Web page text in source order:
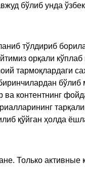
бўлиб унда
тўлдириб
орқали
тармоқлардаги
контентнинг
қўйган ҳолда
Только активные